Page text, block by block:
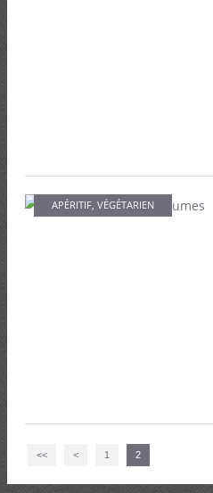
APÉRITIF, VÉGÉTARIEN
<< < 1 2